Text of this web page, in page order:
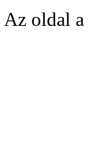
Az oldal a